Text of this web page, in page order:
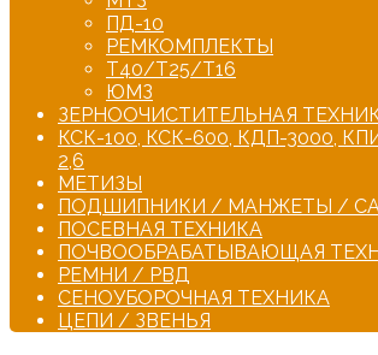
ПД-10
РЕМКОМПЛЕКТЫ
Т40/Т25/Т16
ЮМЗ
ЗЕРНООЧИСТИТЕЛЬНАЯ
КСК-100, КСК-600, КДП-3000,
2,6
МЕТИЗЫ
ПОДШИПНИКИ / МАНЖЕТЫ /
ПОСЕВНАЯ ТЕХНИКА
ПОЧВООБРАБАТЫВАЮЩАЯ
РЕМНИ / РВД
СЕНОУБОРОЧНАЯ ТЕХНИКА
ЦЕПИ / ЗВЕНЬЯ